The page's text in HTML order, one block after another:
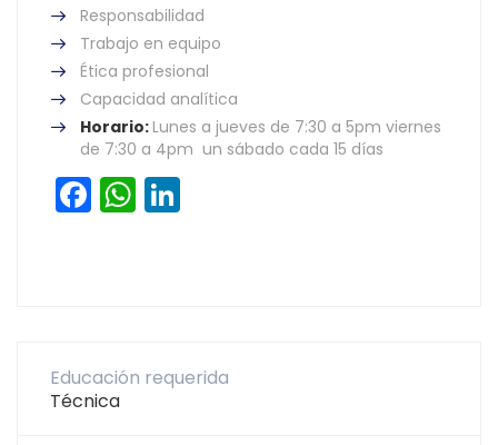
Responsabilidad
Trabajo en equipo
Ética profesional
Capacidad analítica
Horario:Lunes a jueves de 7:30 a 5pm viernes
de 7:30 a 4pm un sábado cada 15 días
Facebook
WhatsApp
Educación requerida
Técnica